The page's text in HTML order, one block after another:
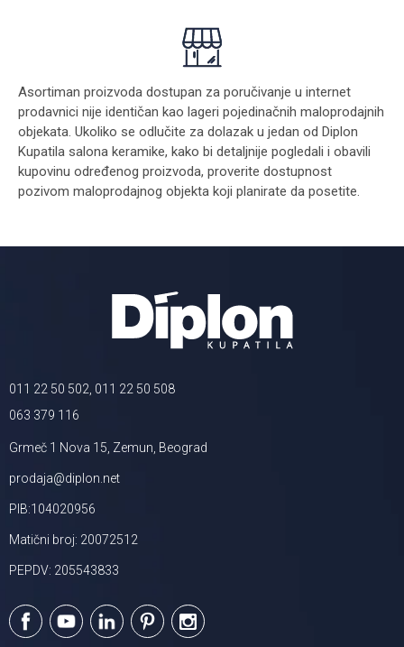
Asortiman proizvoda dostupan za poručivanje u internet
prodavnici nije identičan kao lageri pojedinačnih maloprodajnih
objekata. Ukoliko se odlučite za dolazak u jedan od Diplon
Kupatila salona keramike, kako bi detaljnije pogledali i obavili
kupovinu određenog proizvoda, proverite dostupnost
pozivom maloprodajnog objekta koji planirate da posetite.
011 22 50 502, 011 22 50 508
063 379 116
Grmeč 1 Nova 15, Zemun, Beograd
prodaja@diplon.net
PIB:104020956
Matični broj: 20072512
PEPDV: 205543833